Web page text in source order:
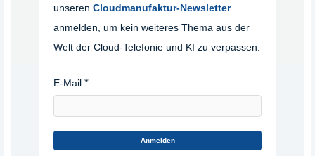
unseren Cloudmanufaktur-Newsletter
anmelden, um kein weiteres Thema aus der
Welt der Cloud-Telefonie und KI zu verpassen.
E-Mail
Anmelden